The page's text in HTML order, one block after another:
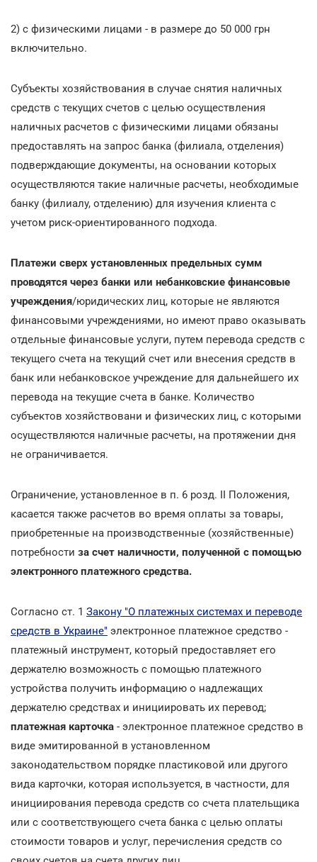
2) с физическими лицами - в размере до 50 000 грн
включительно.
Субъекты хозяйствования в случае снятия наличных
средств с текущих счетов с целью осуществления
наличных расчетов с физическими лицами обязаны
предоставлять на запрос банка (филиала, отделения)
подверждающие документы, на основании которых
осуществляются такие наличные расчеты, необходимые
банку (филиалу, отделению) для изучения клиента с
учетом риск-ориентированного подхода.
Платежи сверх установленных предельных сумм
проводятся через банки или небанковские финансовые
учреждения/юридических лиц, которые не являются
финансовыми учреждениями, но имеют право оказывать
отдельные финансовые услуги, путем перевода средств с
текущего счета на текущий счет или внесения средств в
банк или небанковское учреждение для дальнейшего их
перевода на текущие счета в банке. Количество
субъектов хозяйствовани и физических лиц, с которыми
осуществляются наличные расчеты, на протяжении дня
не ограничивается.
Ограничение, установленное в п. 6 розд. II Положения,
касается также расчетов во время оплаты за товары,
приобретенные на производственные (хозяйственные)
потребности за счет наличности, полученной с помощью
электронного платежного средства.
Согласно ст. 1 Закону "О платежных системах и переводе
средств в Украине" электронное платежное средство -
платежный инструмент, который предоставляет его
держателю возможность с помощью платежного
устройства получить информацию о надлежащих
держателю средствах и инициировать их перевод;
платежная карточка - электронное платежное средство в
виде эмитированной в установленном
законодательством порядке пластиковой или другого
вида карточки, которая используется, в частности, для
инициирования перевода средств со счета плательщика
или с соответствующего счета банка с целью оплаты
стоимости товаров и услуг, перечисления средств со